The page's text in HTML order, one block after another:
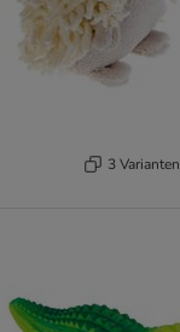
3 Varianten